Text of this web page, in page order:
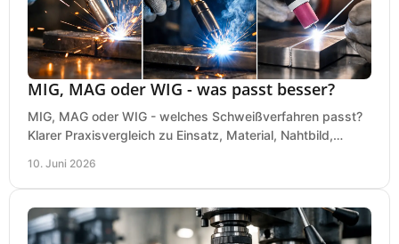
MIG, MAG oder WIG - was passt besser?
MIG, MAG oder WIG - welches Schweißverfahren passt?
Klarer Praxisvergleich zu Einsatz, Material, Nahtbild,
10. Juni 2026